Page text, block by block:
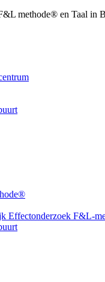
methode® en Taal in
Effectonderzoek F&L-